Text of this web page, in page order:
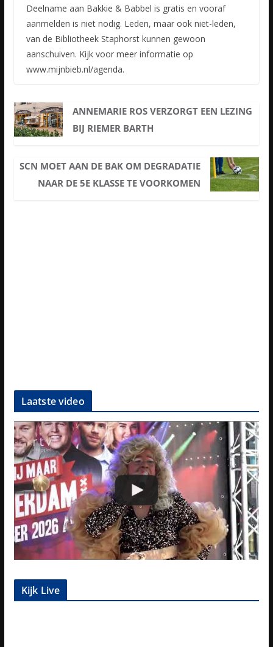
Deelname aan Bakkie & Babbel is gratis en vooraf
aanmelden is niet nodig. Leden, maar ook niet-leden,
van de Bibliotheek Staphorst kunnen gewoon
aanschuiven. Kijk voor meer informatie op
www.mijnbieb.nl/agenda.
ANNEMARIE ROS VERZORGT EEN LEZING
BIJ RIEMER BARTH
SCN MOET AAN DE BAK OM DEGRADATIE
NAAR DE 5E KLASSE TE VOORKOMEN
Laatste video
Kijk Live